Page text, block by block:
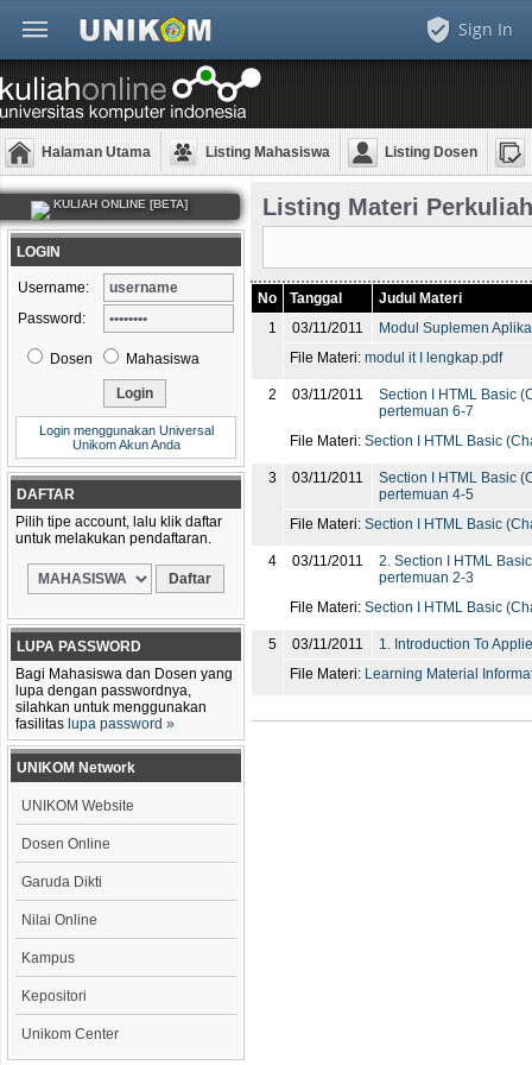
Sign In
Halaman Utama Listing Mahasiswa Listing Dosen
KULIAH ONLINE [BETA]
LOGIN
Username:
Password:
Dosen Mahasiswa
Login menggunakan Universal
Unikom Akun Anda
DAFTAR
Pilih tipe account, lalu klik daftar
untuk melakukan pendaftaran.
LUPA PASSWORD
Bagi Mahasiswa dan Dosen yang
lupa dengan passwordnya,
silahkan untuk menggunakan
fasilitas lupa password »
UNIKOM Network
UNIKOM Website
Dosen Online
Garuda Dikti
Nilai Online
Kampus
Kepositori
Unikom Center
Listing Materi
No Tanggal
Judul Materi
1
03/11/2011
Modul Suplemen
File Materi: modul it I lengkap.pdf
2 03/11/2011
Section I HTML Basic
pertemuan 6-7
File Materi: Section I HTML Basic
3 03/11/2011
Section I HTML Basic
pertemuan 4-5
File Materi: Section I HTML Basic
4 03/11/2011
2. Section I HTML
pertemuan 2-3
File Materi: Section I HTML Basic
5 03/11/2011
1. Introduction To
File Materi: Learning Material